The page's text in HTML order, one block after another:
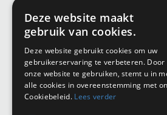
Thuiswerkplek
Directiemeubilair
Akoestiek & Privacy
Tafels
Deze website maakt
gebruik van cookies.
Deze website gebruikt cookies om uw
gebruikerservaring te verbeteren. Door
onze website te gebruiken, stemt u in
alle cookies in overeenstemming met
Cookiebeleid. Lees verder